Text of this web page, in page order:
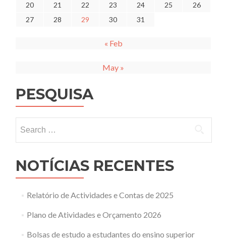
20
21 22 23 24 25
26
27
28 29 30 31
« Feb
May »
PESQUISA
for:
NOTÍCIAS RECENTES
Relatório de Actividades e Contas de 2025
Plano de Atividades e Orçamento 2026
Bolsas de estudo a estudantes do ensino superior